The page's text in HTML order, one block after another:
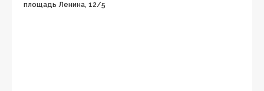
площадь Ленина, 12/5